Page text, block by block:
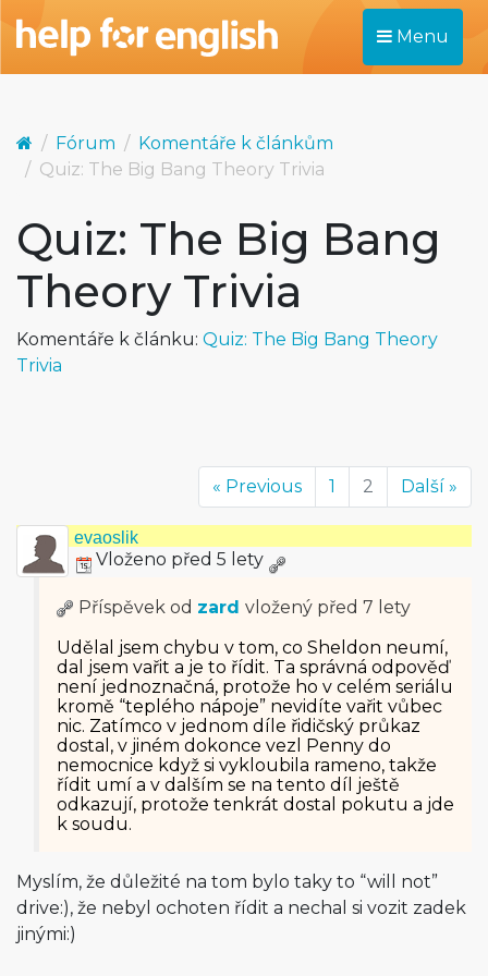
Menu
Fórum
Komentáře k článkům
Quiz: The Big Bang Theory Trivia
Quiz: The Big Bang
Theory Trivia
Komentáře k článku: Quiz: The Big Bang Theory
Trivia
« Previous 1 2 Další »
evaoslik
Vloženo před 5 lety
Příspěvek od zard vložený před 7 lety
Udělal jsem chybu v tom, co Sheldon neumí,
dal jsem vařit a je to řídit. Ta správná odpověď
není jednoznačná, protože ho v celém seriálu
kromě “teplého nápoje” nevidíte vařit vůbec
nic. Zatímco v jednom díle řidičský průkaz
dostal, v jiném dokonce vezl Penny do
nemocnice když si vykloubila rameno, takže
řídit umí a v dalším se na tento díl ještě
odkazují, protože tenkrát dostal pokutu a jde
k soudu.
Myslím, že důležité na tom bylo taky to “will not”
drive:), že nebyl ochoten řídit a nechal si vozit zadek
jinými:)